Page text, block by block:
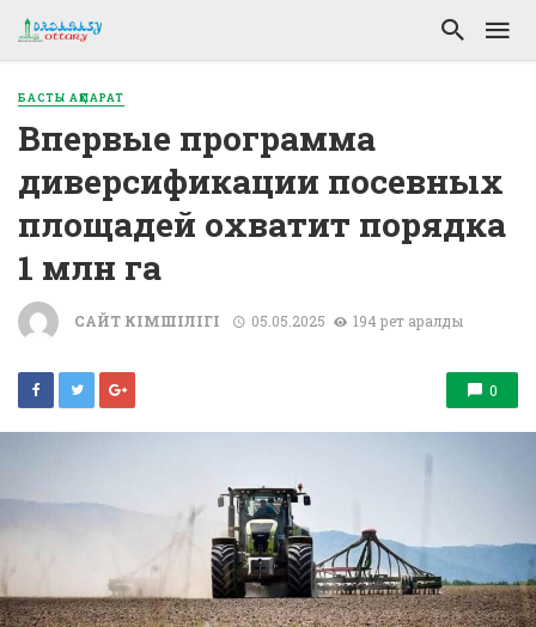
БАСТЫ АҚПАРАТ
Впервые программа
диверсификации посевных
площадей охватит порядка
1 млн га
САЙТ ӘКІМШІЛІГІ 05.05.2025 194 рет қаралды
0